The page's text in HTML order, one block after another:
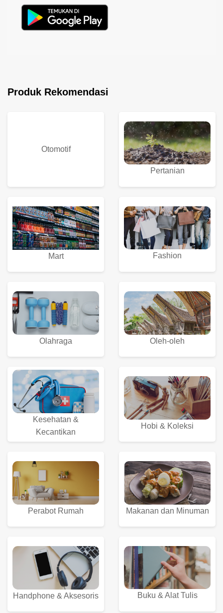
Produk Rekomendasi
Otomotif
Pertanian
Mart Fashion
Olahraga Oleh-oleh
Kesehatan &
Kecantikan
Hobi & Koleksi
Perabot Rumah Makanan dan Minuman
Handphone & Aksesoris Buku & Alat Tulis